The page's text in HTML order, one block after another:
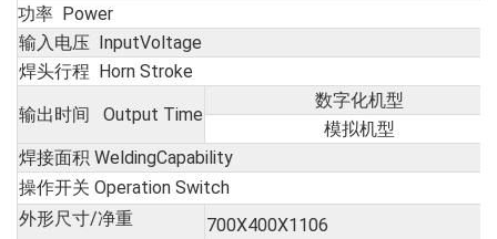
功率 Power
输入电压 InputVoltage
焊头行程 Horn Stroke
输出时间 Output Time
数字化机型
模拟机型
焊接面积 WeldingCapability
操作开关 Operation Switch
外形尺寸/净重
700X400X1106